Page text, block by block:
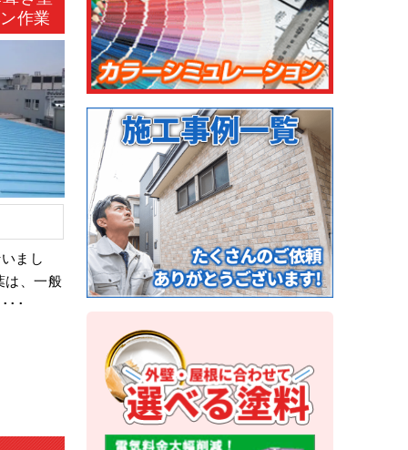
作業
まし
は、一般
･･